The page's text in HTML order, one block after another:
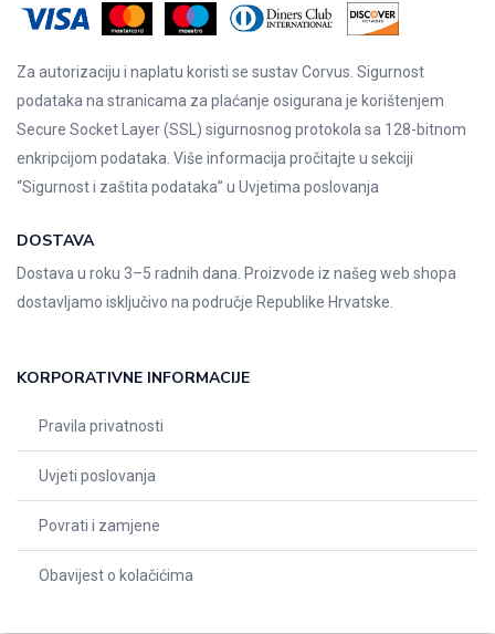
Za autorizaciju i naplatu koristi se sustav Corvus. Sigurnost
podataka na stranicama za plaćanje osigurana je korištenjem
Secure Socket Layer (SSL) sigurnosnog protokola sa 128-bitnom
enkripcijom podataka. Više informacija pročitajte u sekciji
“Sigurnost i zaštita podataka” u Uvjetima poslovanja
DOSTAVA
Dostava u roku 3–5 radnih dana. Proizvode iz našeg web shopa
dostavljamo isključivo na područje Republike Hrvatske.
KORPORATIVNE INFORMACIJE
Pravila privatnosti
Uvjeti poslovanja
Povrati i zamjene
Obavijest o kolačićima